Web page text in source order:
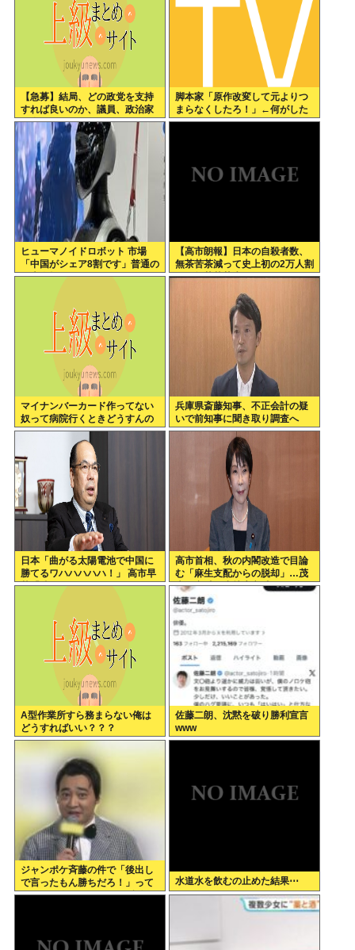
【急募】結局、どの政党を支持
すれば良いのか、議員、政治家
は全員悪か
脚本家「原作改変して元よりつ
まらなくしたろ！」←何がした
いの？
ヒューマノイドロボット 市場
「中国がシェア8割です」普通の
日本人怒りのフェイクニュース
【高市朗報】日本の自殺者数、
無茶苦茶減って史上初の2万人割
れ。無茶苦茶生きやすい国にな
マイナンバーカード作ってない
奴って病院行くときどうすんの
兵庫県斎藤知事、不正会計の疑
いで前知事に聞き取り調査へ
日本「曲がる太陽電池で中国に
勝てるワハハハハハ！」 高市早
苗「勝てる！ ガハハハハハ
高市首相、秋の内閣改造で目論
む「麻生支配からの脱却」…茂
木敏充氏も小林鷹之氏もクビ
A型作業所すら務まらない俺は
どうすればいい？？？
佐藤二朗、沈黙を破り勝利宣言
www
ジャンポケ斉藤の件で「後出し
で言ったもん勝ちだろ！」って
キレてる人いるけど、まず付き
水道水を飲むの止めた結果⋯